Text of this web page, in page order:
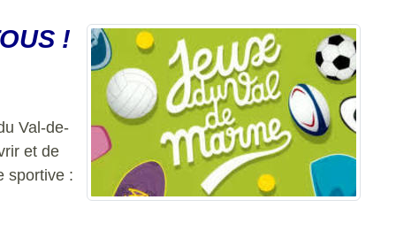
!
Val-de-
et de
sportive :